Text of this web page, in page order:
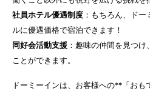
社員ホテル優遇制度 ：もちろん、ド
ルに優遇価格で宿泊できます！
同好会活動支援 ：趣味の仲間を見つ
ことができます。
ドーミーインは、お客様への**「おも